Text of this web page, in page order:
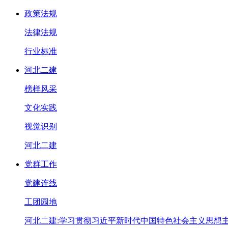
政策法规
法律法规
行业标准
河北二建
榜样风采
文化实践
视觉识别
河北二建
党群工作
党建连线
工团园地
河北二建:学习贯彻习近平新时代中国特色社会主义思想